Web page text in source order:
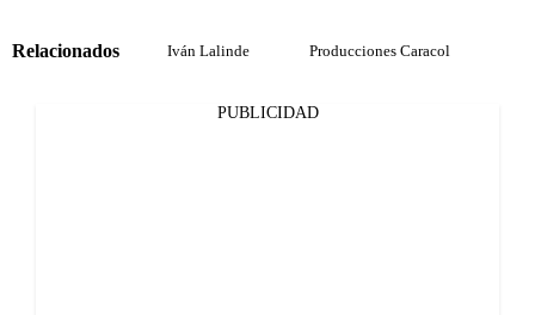
Relacionados Iván Lalinde Producciones Caracol
PUBLICIDAD